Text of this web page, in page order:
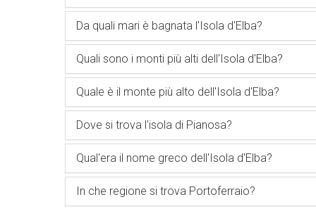
Da quali mari è bagnata l'Isola d'Elba?
Quali sono i monti più alti dell'Isola d'Elba?
Quale è il monte più alto dell'Isola d'Elba?
Dove si trova l'isola di Pianosa?
Qual'era il nome greco dell'Isola d'Elba?
In che regione si trova Portoferraio?